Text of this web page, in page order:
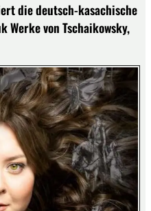
die deutsch-kasachische
Werke von Tschaikowsky,